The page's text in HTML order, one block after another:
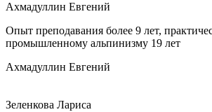
Ахмадуллин Евгений
Опыт преподавания более 9 лет,
промышленному альпинизму 19 лет
Ахмадуллин Евгений
Зеленкова Лариса